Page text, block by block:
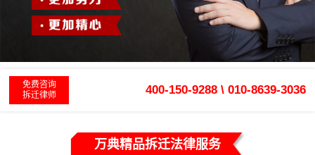
免费咨询
拆迁律师
400-150-9288 \ 010-8639-3036
万典精品拆迁法律服务